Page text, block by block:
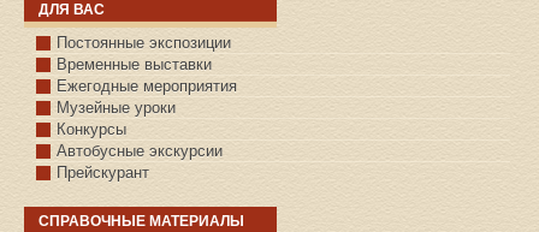
ДЛЯ ВАС
Постоянные экспозиции
Временные выставки
Ежегодные мероприятия
Музейные уроки
Конкурсы
Автобусные экскурсии
Прейскурант
СПРАВОЧНЫЕ МАТЕРИАЛЫ